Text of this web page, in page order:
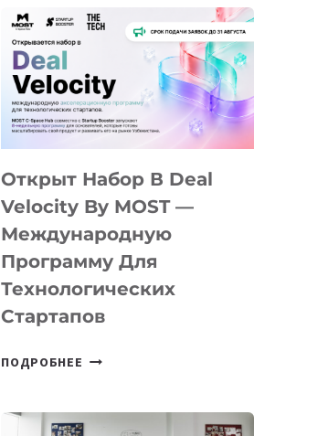
АЛМАТЫ:
YOUTH
CAMP
ДАЛ
ПОДРОСТКАМ
БИЛЕТ
IT-
ПРЕДПРИНИМАТЕЛЬСТВО
Открыт Набор В Deal
Velocity By MOST —
Международную
Программу Для
Технологических
Стартапов
ПОДРОБНЕЕ ОТКРЫТ
DEAL